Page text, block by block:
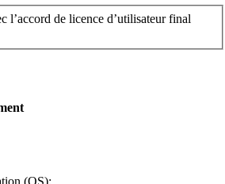
l’accord de licence d’utilisateur final
(OS):